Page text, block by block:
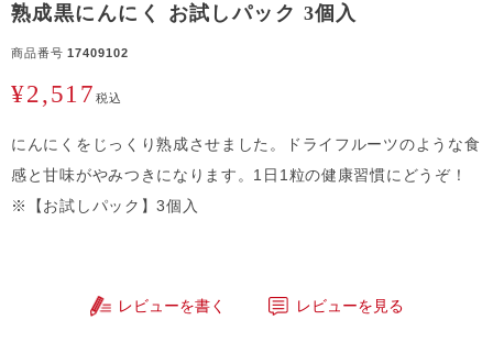
熟成黒にんにく お試しパック 3個入
商品番号 17409102
¥2,517税込
にんにくをじっくり熟成させました。ドライフルーツのような食
感と甘味がやみつきになります。1日1粒の健康習慣にどうぞ！
※【お試しパック】3個入
レビューを書く レビューを見る